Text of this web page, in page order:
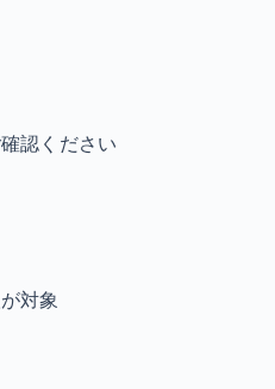
認ください
対象